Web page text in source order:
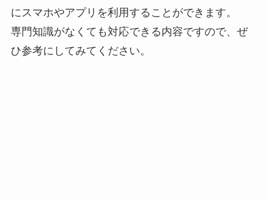
にスマホやアプリを利用することができます。
専門知識がなくても対応できる内容ですので、ぜ
ひ参考にしてみてください。